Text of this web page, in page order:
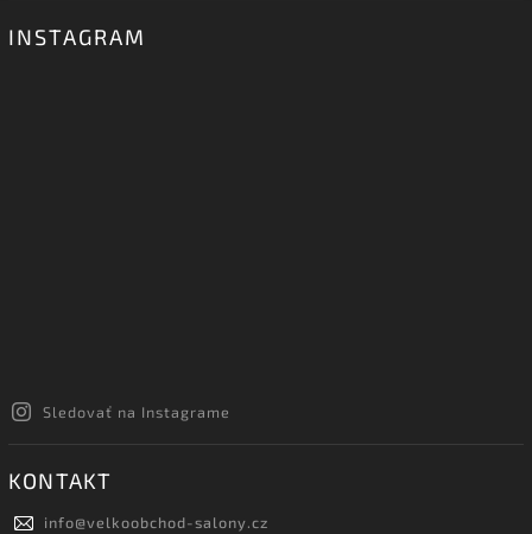
INSTAGRAM
Sledovať na Instagrame
KONTAKT
info@velkoobchod-salony.cz